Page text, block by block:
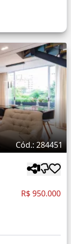
Cód.: 284451
R$ 950.000